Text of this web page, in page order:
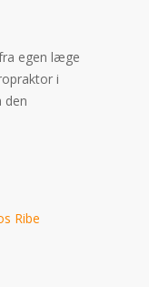
egen læge
i
den
Ribe